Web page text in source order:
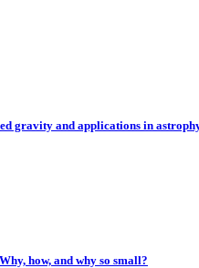
gravity and applications in
how, and why so small?